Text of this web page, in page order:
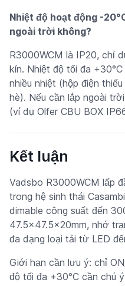
Nhiệt độ hoạt động -
ngoài trời không?
R3000WCM là IP20, chỉ
kín. Nhiệt độ tối đa
nhiều nhiệt (hộp điện
hè). Nếu cần lắp ngoài
(ví dụ Olfer CBU BOX
Kết luận
Vadsbo R3000WCM lấp
trong hệ sinh thái
dimable công suất đến
47.5x47.5x20mm, nhớ
đa dạng loại tải từ LED
Giới hạn cần lưu ý: chỉ
độ tối đa +30°C cần chú